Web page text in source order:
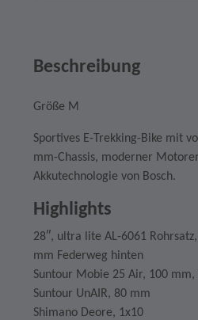
Beschreibung
Größe M
Sportives E-Trekking-Bike mit
mm-Chassis, moderner
Akkutechnologie von Bosch.
Highlights
28″, ultra lite AL-6061
mm Federweg hinten
Suntour Mobie 25 Air, 100 mm,
Suntour UnAIR, 80 mm
Shimano Deore, 1x10